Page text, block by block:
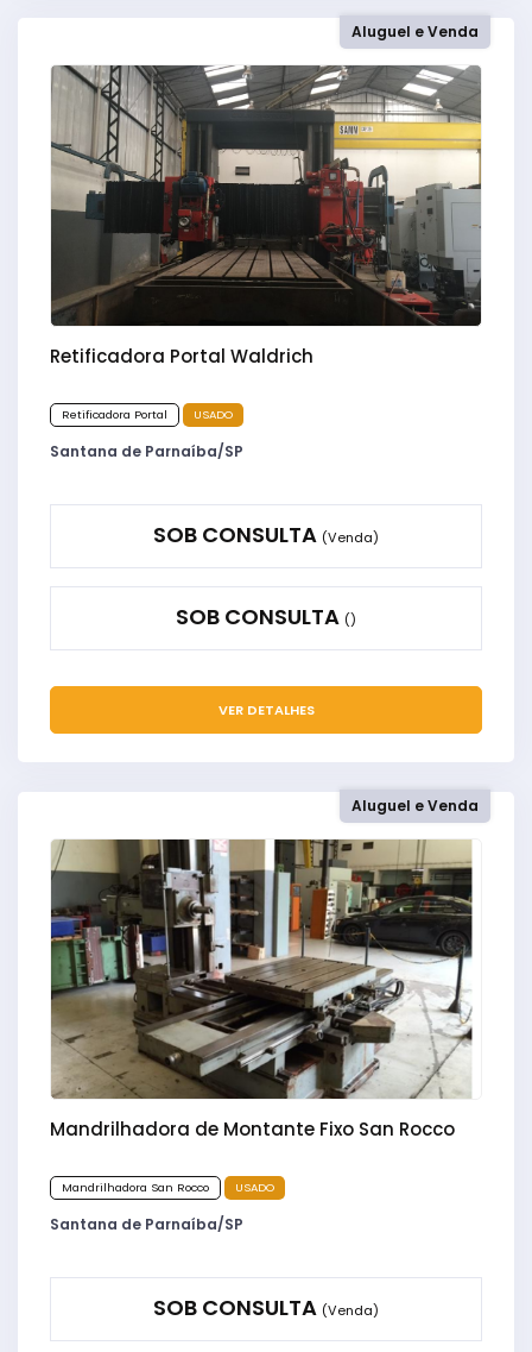
Aluguel e Venda
Retificadora Portal Waldrich
Retificadora Portal USADO
Santana de Parnaíba/SP
SOB CONSULTA (Venda)
SOB CONSULTA ()
VER DETALHES
Aluguel e Venda
Mandrilhadora de Montante Fixo San Rocco
Mandrilhadora San Rocco USADO
Santana de Parnaíba/SP
SOB CONSULTA (Venda)